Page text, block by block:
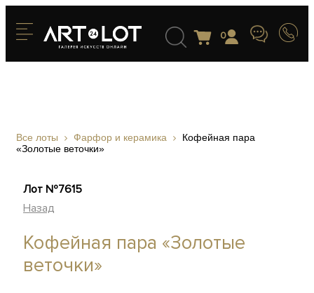
0
Все лоты Фарфор и керамика
Кофейная пара
«Золотые веточки»
Лот №7615
Назад
Кофейная пара «Золотые
веточки»